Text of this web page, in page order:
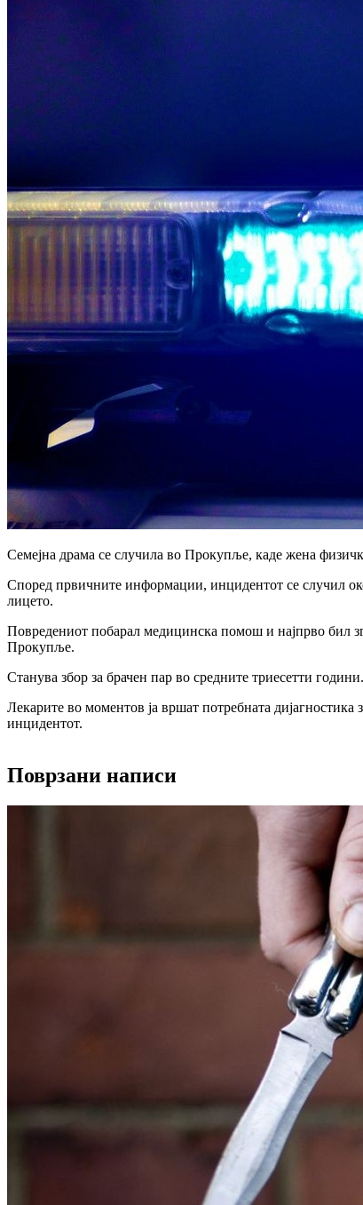
Семејна драма се случила во Прокупље, каде жена
Според првичните информации, инцидентот се случил
лицето.
Повредениот побарал медицинска помош и најпрво бил
Прокупље.
Станува збор за брачен пар во средните триесетти години.
Лекарите во моментов ја вршат потребната
инцидентот.
Поврзани написи